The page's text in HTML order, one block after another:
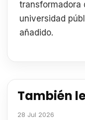
transformadora
universidad
añadido.
También
28 Jul 2026